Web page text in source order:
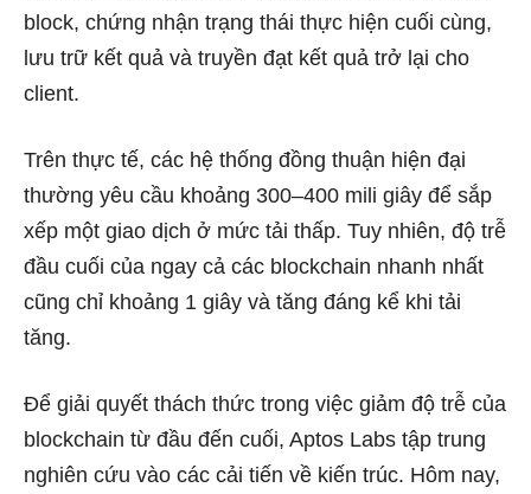
block, chứng nhận trạng thái thực hiện cuối cùng,
lưu trữ kết quả và truyền đạt kết quả trở lại cho
client.
Trên thực tế, các hệ thống đồng thuận hiện đại
thường yêu cầu khoảng 300–400 mili giây để sắp
xếp một giao dịch ở mức tải thấp. Tuy nhiên, độ trễ
đầu cuối của ngay cả các blockchain nhanh nhất
cũng chỉ khoảng 1 giây và tăng đáng kể khi tải
tăng.
Để giải quyết thách thức trong việc giảm độ trễ của
blockchain từ đầu đến cuối, Aptos Labs tập trung
nghiên cứu vào các cải tiến về kiến ​​trúc. Hôm nay,